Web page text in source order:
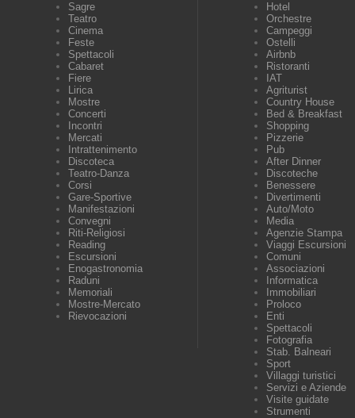
Sagre
Teatro
Cinema
Feste
Spettacoli
Cabaret
Fiere
Lirica
Mostre
Concerti
Incontri
Mercati
Intrattenimento
Discoteca
Teatro-Danza
Corsi
Gare-Sportive
Manifestazioni
Convegni
Riti-Religiosi
Reading
Escursioni
Enogastronomia
Raduni
Memoriali
Mostre-Mercato
Rievocazioni
Hotel
Orchestre
Campeggi
Ostelli
Airbnb
Ristoranti
IAT
Agriturist
Country House
Bed & Breakfast
Shopping
Pizzerie
Pub
After Dinner
Discoteche
Benessere
Divertimenti
Auto/Moto
Media
Agenzie Stampa
Viaggi Escursioni
Comuni
Associazioni
Informatica
Immobiliari
Proloco
Enti
Spettacoli
Fotografia
Stab. Balneari
Sport
Villaggi turistici
Servizi e Aziende
Visite guidate
Strumenti